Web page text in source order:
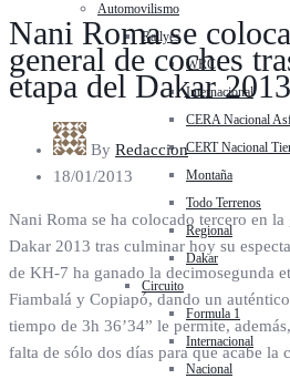
Automovilismo
Rallyes
WRC
Internacional
CERA Nacional
CERT Nacional
Montaña
Todo Terrenos
Regional
Dakar
Circuito
Formula 1
Internacional
Nacional
Nani Roma se
general de coches
etapa del Dakar 2013
By Redaccion
18/01/2013
Nani Roma se ha colocado tercero en
Dakar 2013 tras culminar hoy su
de KH-7 ha ganado la decimosegunda
Fiambalá y Copiapó, dando un
tiempo de 3h 36’34” le permite,
falta de sólo dos días para que acabe la